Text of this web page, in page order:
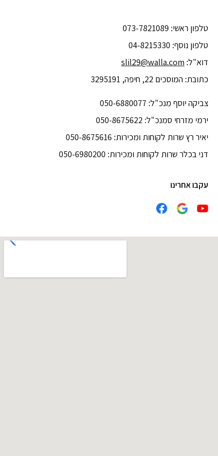
טלפון ראשי: 073-7821089
טלפון נוסף: 04-8215330
דוא"ל: slil29@walla.com
כתובת: המוסכים 22, חיפה, 3295191
צביקה יוסף מנכ"ל: 050-6880077
ירמי מזרחי סמנכ"ל: 050-8675622
יאיר רץ שרות לקוחות ומכירות: 050-8675616
דני בכלר שרות לקוחות ומכירות: 050-6980200
עקבו אחרינו